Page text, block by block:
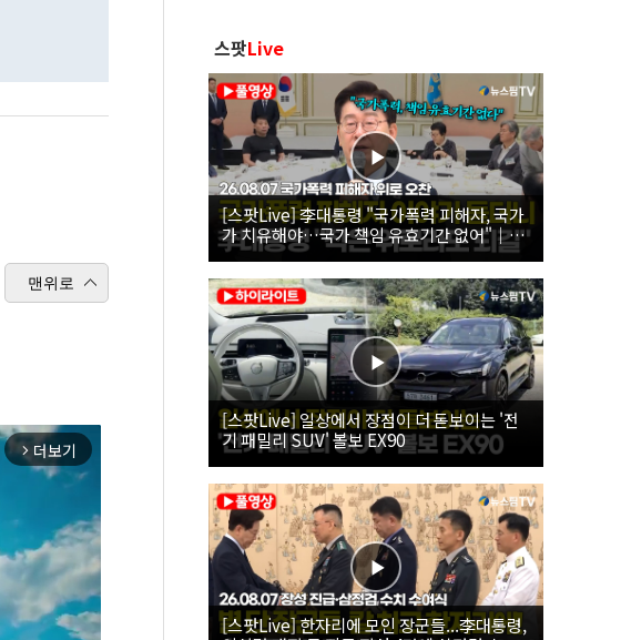
맨위로
arrow_forward_ios 더보기
스팟Live
[스팟Live] 李대통령 "국가폭력 피해자, 국가
가 치유해야…국가 책임 유효기간 없어"｜
26.08.07 국가폭력 피해자 위로 오찬
[스팟Live] 일상에서 장점이 더 돋보이는 '전
기 패밀리 SUV' 볼보 EX90
[스팟Live] 한자리에 모인 장군들...李대통령,